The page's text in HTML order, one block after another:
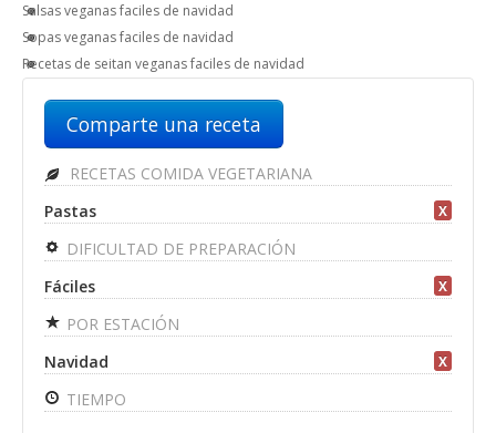
Salsas veganas faciles de navidad
Sopas veganas faciles de navidad
Recetas de seitan veganas faciles de navidad
Comparte una receta
RECETAS COMIDA VEGETARIANA
Pastas
X
DIFICULTAD DE PREPARACIÓN
Fáciles
X
POR ESTACIÓN
Navidad
X
TIEMPO